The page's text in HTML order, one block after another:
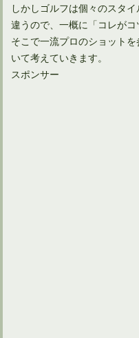
しかしゴルフは個々のスタ
違うので、一概に「コレがコ
そこで一流プロのショット
いて考えていきます。
スポンサー